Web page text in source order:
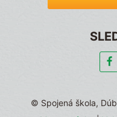
© Spojená škola,